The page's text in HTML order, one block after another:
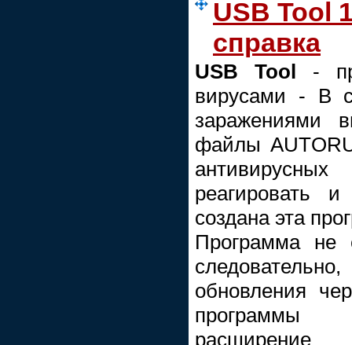
USB Tool
справка
USB Tool -
вирусами - В
заражениями
файлы
реагировать
создана эта
Программа не
обновления
программы